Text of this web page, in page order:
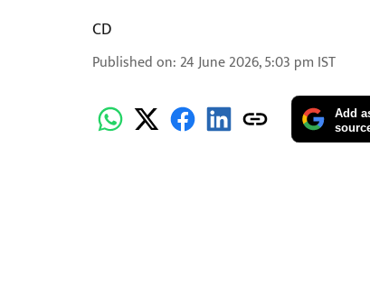
CD
Published on: 24 June 2026, 5:03 pm IST
Add